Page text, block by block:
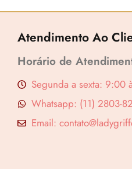
Atendimento Ao
Horário de
Segunda a sexta: 9:00
Whatsapp: (11) 2803-
Email: